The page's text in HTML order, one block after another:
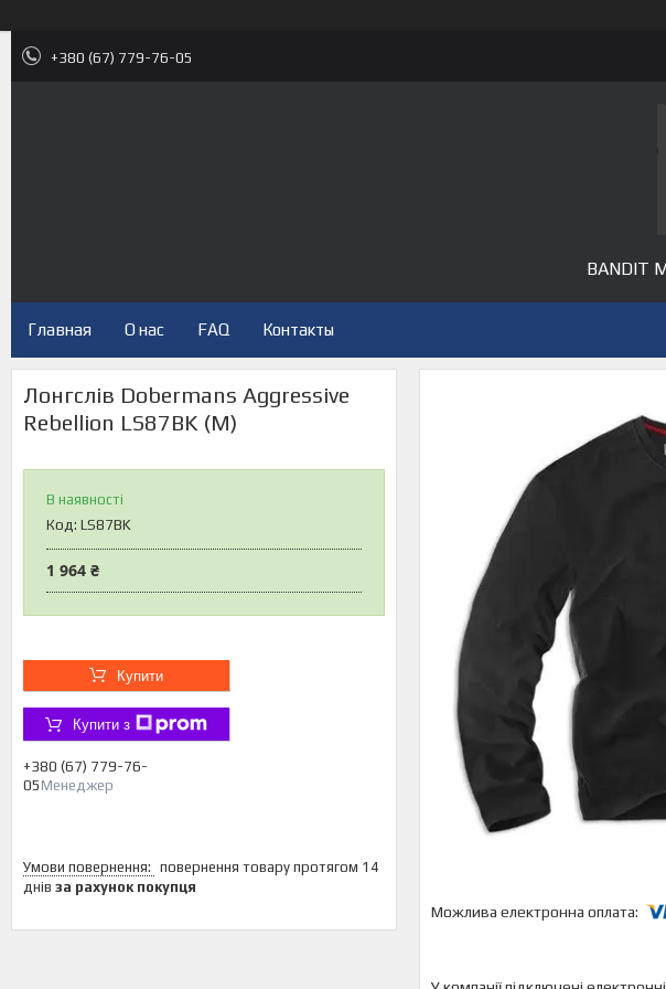
+380 (67) 779-76-05
BANDIT
Главная О нас FAQ Контакты
Лонгслів Dobermans Aggressive
Rebellion LS87BK (M)
В наявності
Код: LS87BK
1 964 ₴
Купити
Купити з
+380 (67) 779-76-
05 Менеджер
повернення товару протягом 14
днів за рахунок покупця